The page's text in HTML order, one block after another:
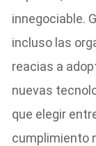
innegociable.
incluso las
reacias a
nuevas
que elegir
cumplimiento